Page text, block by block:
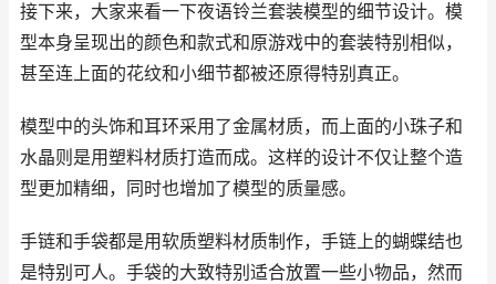
接下来，大家来看一下夜语铃兰套装模型的细节设计。模
型本身呈现出的颜色和款式和原游戏中的套装特别相似，
甚至连上面的花纹和小细节都被还原得特别真正。
模型中的头饰和耳环采用了金属材质，而上面的小珠子和
水晶则是用塑料材质打造而成。这样的设计不仅让整个造
型更加精细，同时也增加了模型的质量感。
手链和手袋都是用软质塑料材质制作，手链上的蝴蝶结也
是特别可人。手袋的大致特别适合放置一些小物品，然而